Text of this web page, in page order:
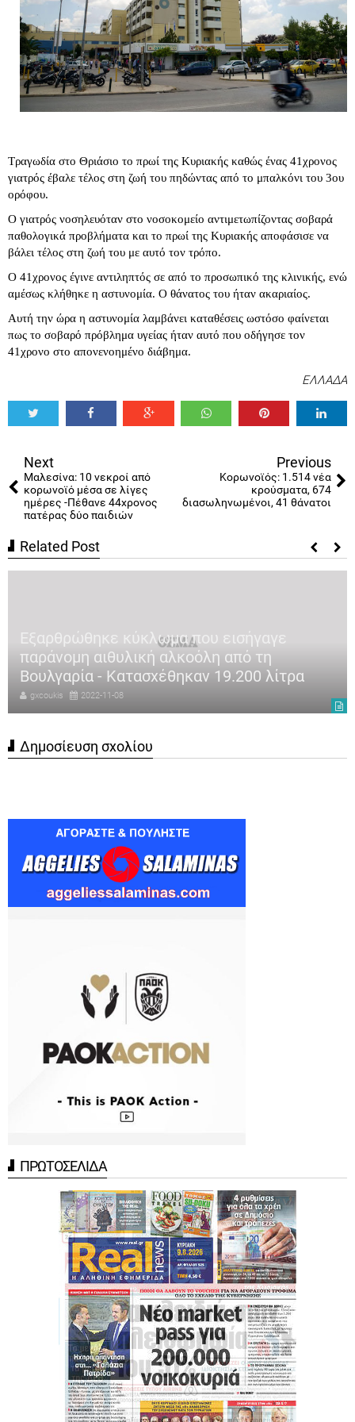
Τραγωδία στο Θριάσιο το πρωί της Κυριακής καθώς ένας 41χρονος
γιατρός έβαλε τέλος στη ζωή του πηδώντας από το μπαλκόνι του 3ου
ορόφου.
Ο γιατρός νοσηλευόταν στο νοσοκομείο αντιμετωπίζοντας σοβαρά
παθολογικά προβλήματα και το πρωί της Κυριακής αποφάσισε να
βάλει τέλος στη ζωή του με αυτό τον τρόπο.
Ο 41χρονος έγινε αντιληπτός σε από το προσωπικό της κλινικής, ενώ
αμέσως κλήθηκε η αστυνομία. Ο θάνατος του ήταν ακαριαίος.
Αυτή την ώρα η αστυνομία λαμβάνει καταθέσεις ωστόσο φαίνεται
πως το σοβαρό πρόβλημα υγείας ήταν αυτό που οδήγησε τον
41χρονο στο απονενοημένο διάβημα.
ΕΛΛΑΔΑ
Next
Μαλεσίνα: 10 νεκροί από
κορωνοϊό μέσα σε λίγες
ημέρες -Πέθανε 44χρονος
πατέρας δύο παιδιών
Previous
Κορωνοϊός: 1.514 νέα
κρούσματα, 674
διασωληνωμένοι, 41 θάνατοι
Related Post
Εξαρθρώθηκε κύκλωμα που εισήγαγε
παράνομη αιθυλική αλκοόλη από τη
Βουλγαρία - Κατασχέθηκαν 19.200 λίτρα
gxcoukis 2022-11-08
Δημοσίευση σχολίου
ΠΡΩΤΟΣΕΛΙΔΑ